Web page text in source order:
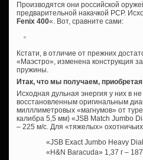
Производятся они российской
предварительной накачкой PCP.
Fenix 400«. Вот, сравните сами:
Кстати, в отличие от прежних
«Маэстро», изменена конструкция
пружины.
Итак, что мы получаем, приобретая
Исходная дульная энергия у них в
восстановленным оригинальным
милллиметровых «магнумов» от
калибра 5,5 мм) «JSB Match Jumbo
– 225 м/с. Для «тяжелых»
«JSB Exact Jumbo Heavy
«H&N Baracuda» 1,37 г –